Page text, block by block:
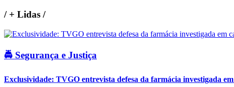
/+ Lidas /
🚔 Segurança e Justiça
Exclusividade: TVGO entrevista defesa da farmácia investigada em